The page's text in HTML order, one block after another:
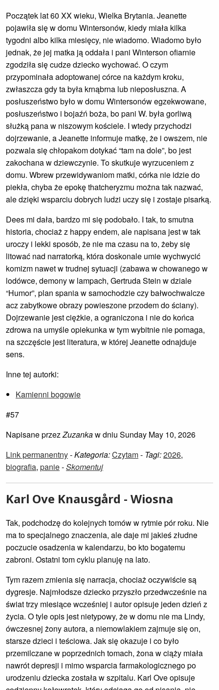
Początek lat 60 XX wieku, Wielka Brytania. Jeanette
pojawiła się w domu Wintersonów, kiedy miała kilka
tygodni albo kilka miesięcy, nie wiadomo. Wiadomo było
jednak, że jej matka ją oddała i pani Winterson ofiarnie
zgodziła się cudze dziecko wychować. O czym
przypominała adoptowanej córce na każdym kroku,
zwłaszcza gdy ta była krnąbrna lub nieposłuszna. A
posłuszeństwo było w domu Wintersonów egzekwowane,
posłuszeństwo i bojaźń boża, bo pani W. była gorliwą
służką pana w niszowym kościele. I wtedy przychodzi
dojrzewanie, a Jeanette informuje matkę, że i owszem, nie
pozwala się chłopakom dotykać “tam na dole”, bo jest
zakochana w dziewczynie. To skutkuje wyrzuceniem z
domu. Wbrew przewidywaniom matki, córka nie idzie do
piekła, chyba że epokę thatcheryzmu można tak nazwać,
ale dzięki wsparciu dobrych ludzi uczy się i zostaje pisarką.
Dees mi dała, bardzo mi się podobało. I tak, to smutna
historia, chociaż z happy endem, ale napisana jest w tak
uroczy i lekki sposób, że nie ma czasu na to, żeby się
litować nad narratorką, która doskonale umie wychwycić
komizm nawet w trudnej sytuacji (zabawa w chowanego w
lodówce, demony w lampach, Gertruda Stein w dziale
“Humor”, plan spania w samochodzie czy bałwochwalcze
acz zabytkowe obrazy powieszone przodem do ściany).
Dojrzewanie jest ciężkie, a ograniczona i nie do końca
zdrowa na umyśle opiekunka w tym wybitnie nie pomaga,
na szczęście jest literatura, w której Jeanette odnajduje
sens.
Inne tej autorki:
Kamienni bogowie
#57
Napisane przezZuzankaw dniu Sunday May 10, 2026
Link permanentny-Kategoria:Czytam- Tagi:2026,
biografia, panie-Skomentuj
Karl Ove Knausgård - Wiosna
Tak, podchodzę do kolejnych tomów w rytmie pór roku. Nie
ma to specjalnego znaczenia, ale daje mi jakieś złudne
poczucie osadzenia w kalendarzu, bo kto bogatemu
zabroni. Ostatni tom cyklu planuję na lato.
Tym razem zmienia się narracja, chociaż oczywiście są
dygresje. Najmłodsze dziecko przyszło przedwcześnie na
świat trzy miesiące wcześniej i autor opisuje jeden dzień z
życia. O tyle opis jest nietypowy, że w domu nie ma Lindy,
ówczesnej żony autora, a niemowlakiem zajmuje się on,
starsze dzieci i teściowa. Jak się okazuje i co było
przemilczane w poprzednich tomach, żona w ciąży miała
nawrót depresji i mimo wsparcia farmakologicznego po
urodzeniu dziecka została w szpitalu. Karl Ove opisuje